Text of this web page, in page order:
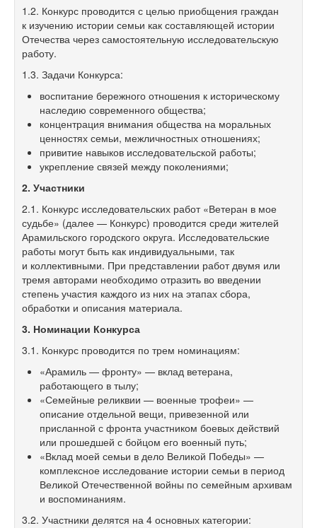
1.2. Конкурс проводится с целью приобщения граждан
к изучению истории семьи как составляющей истории
Отечества через самостоятельную исследовательскую
работу.
1.3. Задачи Конкурса:
воспитание бережного отношения к историческому
наследию современного общества;
концентрация внимания общества на моральных
ценностях семьи, межличностных отношениях;
привитие навыков исследовательской работы;
укрепление связей между поколениями;
2. Участники
2.1. Конкурс исследовательских работ «Ветеран в мое
судьбе» (далее — Конкурс) проводится среди жителей
Арамильского городского округа. Исследовательские
работы могут быть как индивидуальными, так
и коллективными. При представлении работ двумя или
тремя авторами необходимо отразить во введении
степень участия каждого из них на этапах сбора,
обработки и описания материала.
3. Номинации Конкурса
3.1. Конкурс проводится по трем номинациям:
«Арамиль — фронту» — вклад ветерана,
работающего в тылу;
«Семейные реликвии — военные трофеи» —
описание отдельной вещи, привезенной или
присланной с фронта участником боевых действий
или прошедшей с бойцом его военный путь;
«Вклад моей семьи в дело Великой Победы» —
комплексное исследование истории семьи в период
Великой Отечественной войны по семейным архивам
и воспоминаниям.
3.2. Участники делятся на 4 основных категории: